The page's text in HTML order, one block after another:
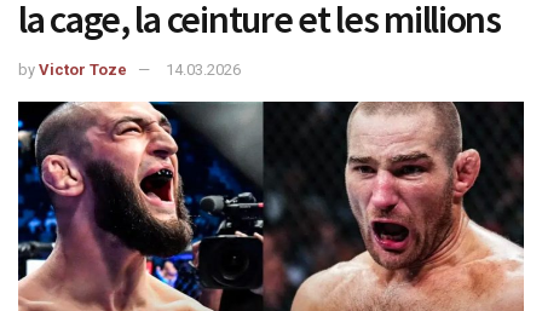
la cage, la ceinture et les millions
by Victor Toze 14.03.2026